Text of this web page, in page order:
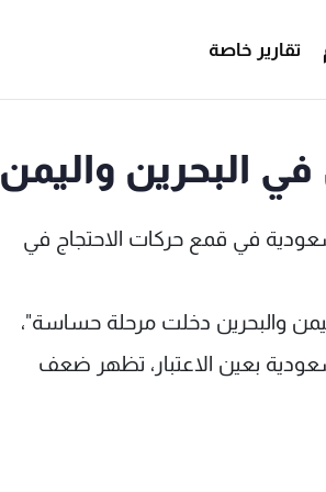
تقارير خاصة
في البحرين واليمن
بدور السعودية في قمع حركات الاحتجاج في
والبحرين دخلت مرحلة حساسة"،
بعين الاعتبار، تظهر ضعف